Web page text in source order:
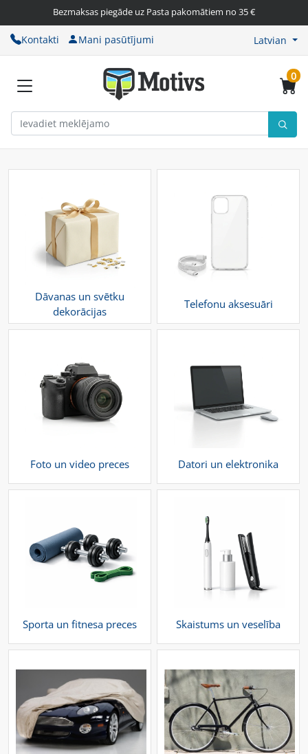
Bezmaksas piegāde uz Pasta pakomātiem no 35 €
Kontakti Mani pasūtījumi Latvian
0
Dāvanas un svētku
dekorācijas
Telefonu aksesuāri
Foto un video preces Datori un elektronika
Sporta un fitnesa preces Skaistums un veselība